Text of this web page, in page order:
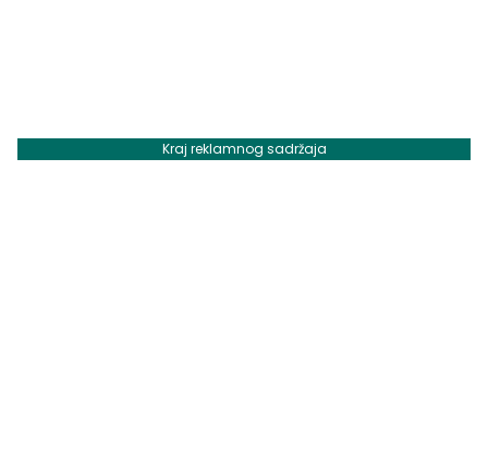
Kraj reklamnog sadržaja